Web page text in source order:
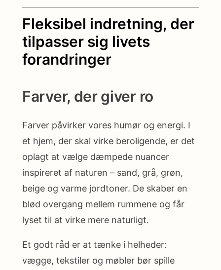
Fleksibel indretning, der
tilpasser sig livets
forandringer
Farver, der giver ro
Farver påvirker vores humør og energi. I
et hjem, der skal virke beroligende, er det
oplagt at vælge dæmpede nuancer
inspireret af naturen – sand, grå, grøn,
beige og varme jordtoner. De skaber en
blød overgang mellem rummene og får
lyset til at virke mere naturligt.
Et godt råd er at tænke i helheder:
vægge, tekstiler og møbler bør spille